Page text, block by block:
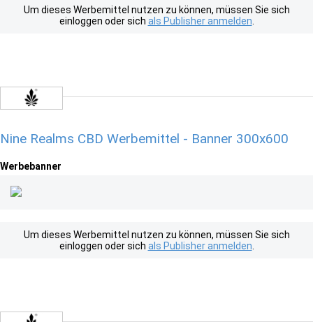
Um dieses Werbemittel nutzen zu können, müssen Sie sich
einloggen oder sich als Publisher anmelden
Nine Realms CBD Werbemittel - Banner 300x600
Werbebanner
Um dieses Werbemittel nutzen zu können, müssen Sie sich
einloggen oder sich als Publisher anmelden